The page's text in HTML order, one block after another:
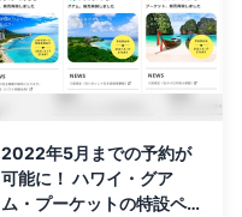
2022年5月までの予約が
可能に！ ハワイ・グア
ム・プーケットの特設ペー